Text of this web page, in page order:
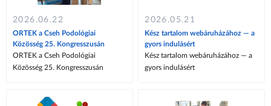
2026.06.22
ORTEK a Cseh Podológiai
Közösség 25. Kongresszusán
ORTEK a Cseh Podológiai
Közösség 25. Kongresszusán
2026.05.21
Kész tartalom webáruházához — a
gyors indulásért
Kész tartalom webáruházához — a
gyors indulásért